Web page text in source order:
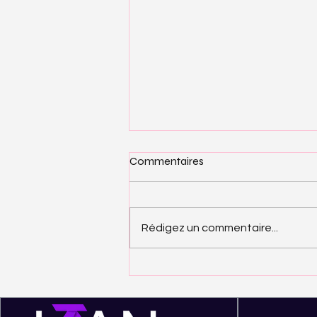
Commentaires
Rédigez un commentaire...